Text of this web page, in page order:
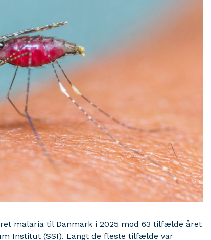
malaria til Danmark i 2025 mod 63 tilfælde året
Institut (SSI). Langt de fleste tilfælde var